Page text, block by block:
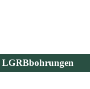
LGRBbohrungen